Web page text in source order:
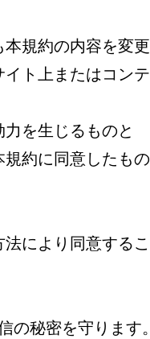
規約の内容を変更
ト上またはコンテ
を生じるものと
約に同意したもの
により同意するこ
の秘密を守ります。